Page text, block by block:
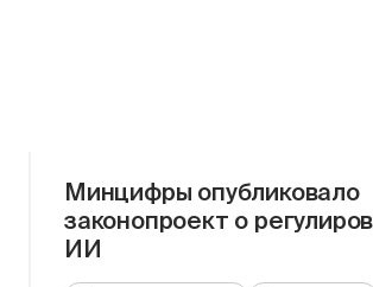
Минцифры опубликовало
законопроект о
ИИ